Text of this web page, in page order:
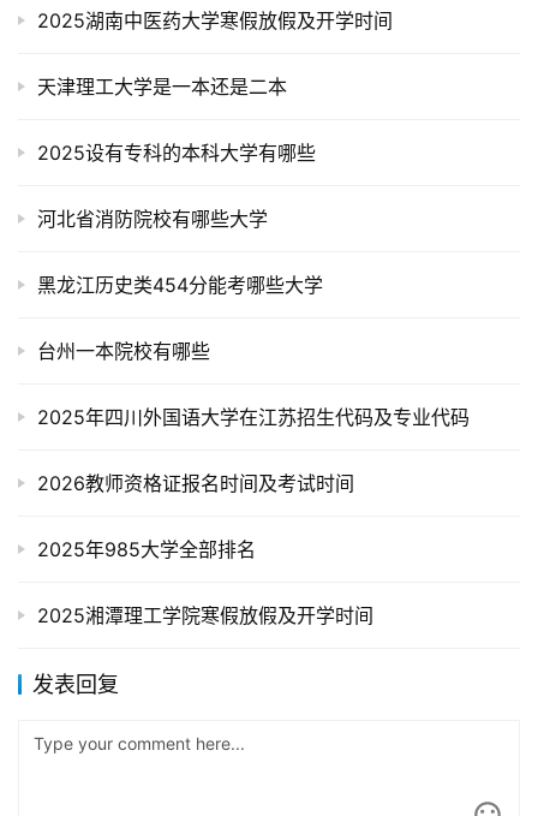
2025湖南中医药大学寒假放假及开学时间
天津理工大学是一本还是二本
2025设有专科的本科大学有哪些
河北省消防院校有哪些大学
黑龙江历史类454分能考哪些大学
台州一本院校有哪些
2025年四川外国语大学在江苏招生代码及专业代码
2026教师资格证报名时间及考试时间
2025年985大学全部排名
2025湘潭理工学院寒假放假及开学时间
发表回复